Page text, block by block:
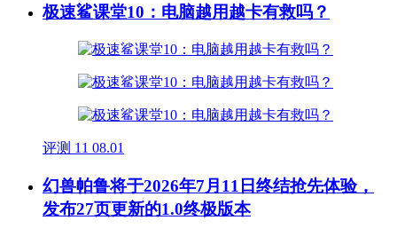
极速鲨课堂10：电脑越用越卡有救吗？
评测 11 08.01
幻兽帕鲁将于2026年7月11日终结抢先体验，
发布27页更新的1.0终极版本